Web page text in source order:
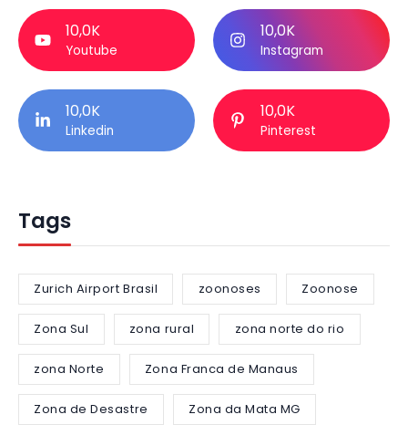
10,0K
Youtube
10,0K
Instagram
10,0K
Linkedin
10,0K
Pinterest
Tags
Zurich Airport Brasil zoonoses Zoonose
Zona Sul zona rural zona norte do rio
zona Norte Zona Franca de Manaus
Zona de Desastre Zona da Mata MG